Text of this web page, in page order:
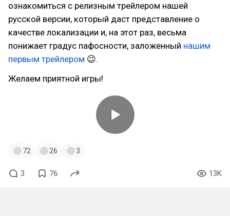
ознакомиться с релизным трейлером нашей
русской версии, который даст представление о
качестве локализации и, на этот раз, весьма
понижает градус пафосности, заложенный нашим
первым трейлером 😉.
Желаем приятной игры!
72 26 3
3 76 13K